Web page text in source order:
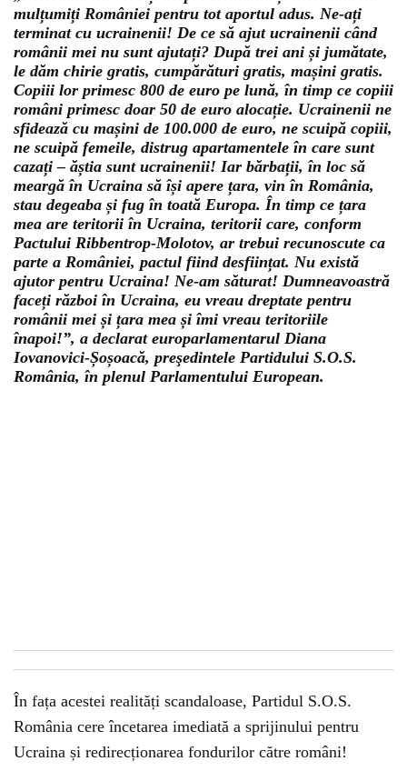
mulțumiți României pentru tot aportul adus. Ne-ați
terminat cu ucrainenii! De ce să ajut ucrainenii când
românii mei nu sunt ajutați? După trei ani și jumătate,
le dăm chirie gratis, cumpărături gratis, mașini gratis.
Copiii lor primesc 800 de euro pe lună, în timp ce copiii
români primesc doar 50 de euro alocație. Ucrainenii ne
sfidează cu mașini de 100.000 de euro, ne scuipă copiii,
ne scuipă femeile, distrug apartamentele în care sunt
cazați – ăștia sunt ucrainenii! Iar bărbații, în loc să
meargă în Ucraina să își apere țara, vin în România,
stau degeaba și fug în toată Europa. În timp ce țara
mea are teritorii în Ucraina, teritorii care, conform
Pactului Ribbentrop-Molotov, ar trebui recunoscute ca
parte a României, pactul fiind desființat. Nu există
ajutor pentru Ucraina! Ne-am săturat! Dumneavoastră
faceți război în Ucraina, eu vreau dreptate pentru
românii mei și țara mea și îmi vreau teritoriile
înapoi!”, a declarat europarlamentarul Diana
Iovanovici-Șoșoacă, preşedintele Partidului S.O.S.
România, în plenul Parlamentului European.
În fața acestei realități scandaloase, Partidul S.O.S.
România cere încetarea imediată a sprijinului pentru
Ucraina și redirecționarea fondurilor către români!